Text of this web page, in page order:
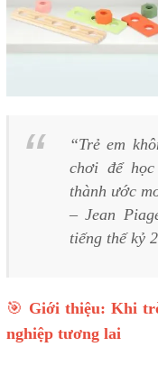
“Trẻ em
chơi để
thành ước
– Jean
tiếng thế kỷ
🎯 Giới thiệu: Khi
nghiệp tương lai